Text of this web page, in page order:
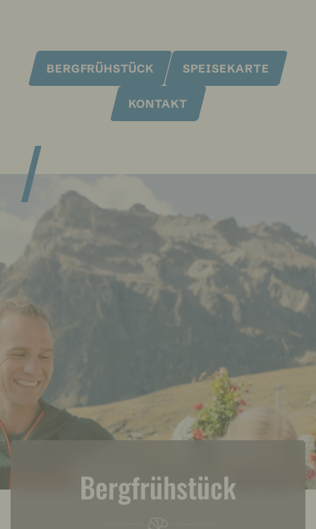
BERGFRÜHSTÜCK SPEISEKARTE
KONTAKT
Bergfrühstück